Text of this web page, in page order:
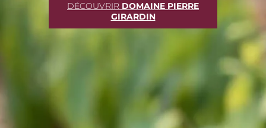
DÉCOUVRIR DOMAINE PIERRE
GIRARDIN